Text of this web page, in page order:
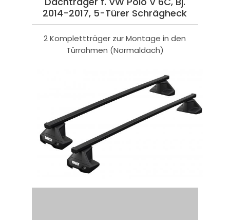
2014-2017, 5-Türer Schrägheck
2 Komplettträger zur Montage in den
Türrahmen (Normaldach)